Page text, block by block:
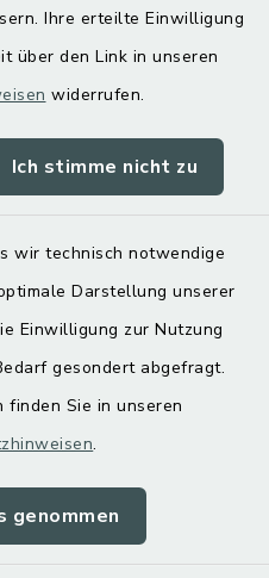
Ihre erteilte Einwilligung
über den Link in unseren
widerrufen.
Ich stimme nicht zu
wir technisch notwendige
Darstellung unserer
Einwilligung zur Nutzung
gesondert abgefragt.
finden Sie in unseren
.
genommen